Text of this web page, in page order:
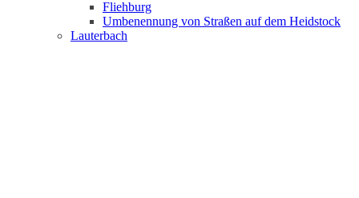
Fliehburg
Umbenennung von Straßen auf dem Heidstock
Lauterbach